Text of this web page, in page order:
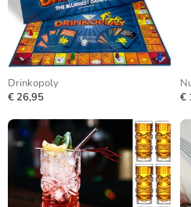
Drinkopoly
€ 26,95
€